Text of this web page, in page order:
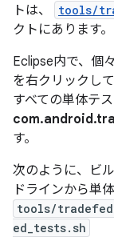
トは、
tools/
クトにあります。
Eclipse内で、個
を右クリックし
すべての単体テ
す。
次のように、ビ
ドラインから単
tools/
ed_tests.sh